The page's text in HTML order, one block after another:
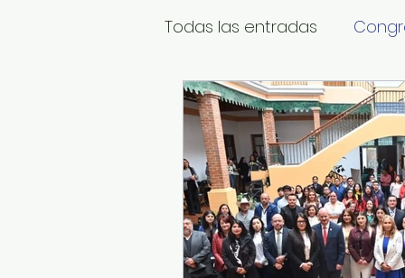
Todas las entradas
Global Nacional
Educación y Cultura
¿Qué pasa en tus